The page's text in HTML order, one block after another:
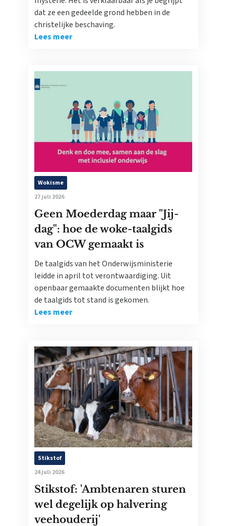
dat ze een gedeelde grond hebben in de
christelijke beschaving.
Lees meer
Wokisme
27 juli 2026
Geen Moederdag maar "Jij-
dag": hoe de woke-taalgids
van OCW gemaakt is
De taalgids van het Onderwijsministerie
leidde in april tot verontwaardiging. Uit
openbaar gemaakte documenten blijkt hoe
de taalgids tot stand is gekomen.
Lees meer
Stikstof
24 juli 2026
Stikstof: 'Ambtenaren sturen
wel degelijk op halvering
veehouderij'